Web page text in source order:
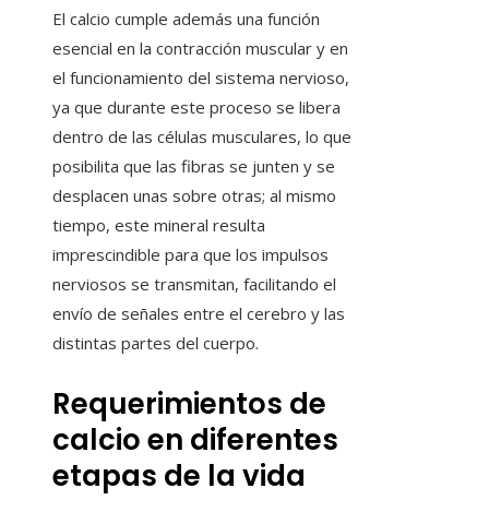
El calcio cumple además una función
esencial en la contracción muscular y en
el funcionamiento del sistema nervioso,
ya que durante este proceso se libera
dentro de las células musculares, lo que
posibilita que las fibras se junten y se
desplacen unas sobre otras; al mismo
tiempo, este mineral resulta
imprescindible para que los impulsos
nerviosos se transmitan, facilitando el
envío de señales entre el cerebro y las
distintas partes del cuerpo.
Requerimientos de
calcio en diferentes
etapas de la vida